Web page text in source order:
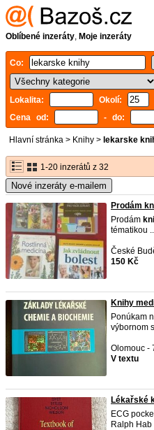
Oblíbené inzeráty, Moje inzeráty
Co:
Lokalita: Okolí:
Cena od:
- do:
Hlavní stránka > Knihy > lekarske
1-20 inzerátů z 32
Nové inzeráty e-mailem
Prodám
Prodám
tématikou
České
150 Kč
Knihy
Ponúkam
výbornom
Olomouc -
V textu
Lékařské
ECG
Ralph Hab